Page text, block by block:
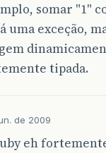
somar "1"
uma exceção,
tipada.
de 2009
eh